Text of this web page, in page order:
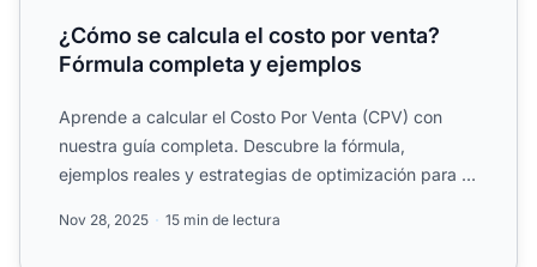
¿Cómo se calcula el costo por venta?
Fórmula completa y ejemplos
Aprende a calcular el Costo Por Venta (CPV) con
nuestra guía completa. Descubre la fórmula,
ejemplos reales y estrategias de optimización para el
Nov 28, 2025 15 min de lectura